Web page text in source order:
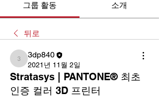
그룹 활동 소개
뒤로
3dp840
3dp840
2021년 11월 2일
Stratasys | PANTONE® 최초
인증 컬러 3D 프린터